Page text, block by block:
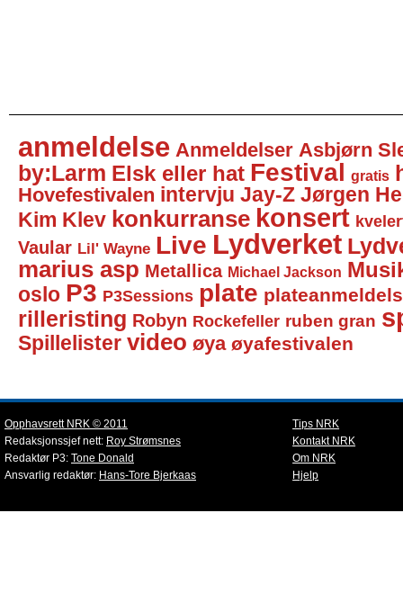
anmeldelse Anmeldelser Asbjørn
by:Larm Elsk eller hat Festival gratis
Hovefestivalen intervju Jay-Z Jørgen
Kim Klev konkurranse konsert
Vaular Lil' Wayne Live Lydverket
marius asp Metallica Michael Jackson
oslo P3 P3Sessions plate
rilleristing Robyn Rockefeller ruben gran
Spillelister video øya øyafestivalen
Opphavsrett NRK © 2011
Redaksjonssjef nett: Roy Strømsnes
Redaktør P3: Tone Donald
Ansvarlig redaktør: Hans-Tore Bjerkaas
Tips NRK
Kontakt NRK
Om NRK
Hjelp